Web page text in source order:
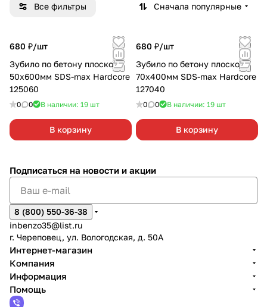
Все фильтры Сначала популярные
680 ₽/шт
Зубило по бетону плоское
50х600мм SDS-max Hardcore
125060
0 0 В наличии: 19 шт
В корзину
680 ₽/шт
Зубило по бетону плоское
70х400мм SDS-max Hardcore
127040
0 0 В наличии: 19 шт
В корзину
Подписаться на новости и акции
8 (800) 550-36-38
inbenzo35@list.ru
г. Череповец, ул. Вологодская, д. 50А
Интернет-магазин
Компания
Информация
Помощь